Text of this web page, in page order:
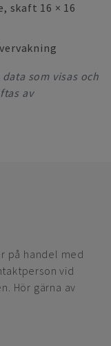
skaft 16 × 16
som visas och
av
på handel med
vid
Hör gärna av